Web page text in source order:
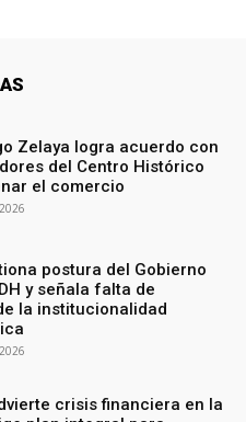
Zelaya logra acuerdo con
del Centro Histórico
el comercio
postura del Gobierno
y señala falta de
la institucionalidad
crisis financiera en la